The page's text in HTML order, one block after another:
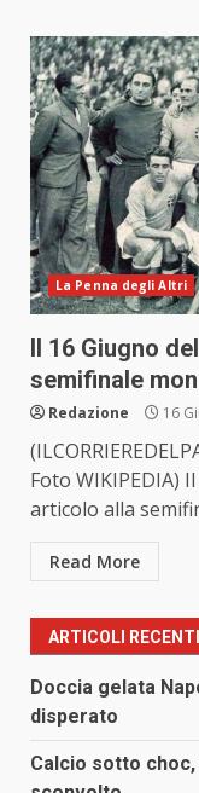
La Penna degli Altri
Il 16 Giugno
semifinale
Redazione 16
Foto WIKIPEDIA)
articolo alla
Read More
ARTICOLI RECENTI
Doccia gelata
disperato
Calcio sotto choc,